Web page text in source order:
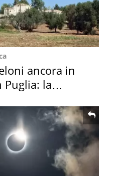
ancora in
Puglia: la